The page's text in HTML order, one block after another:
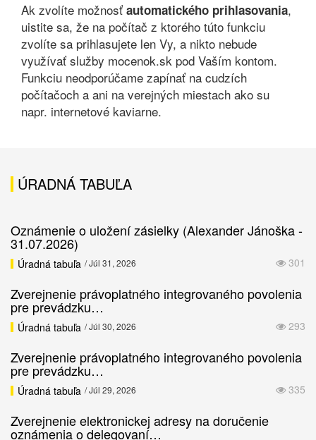
Ak zvolíte možnosťautomatického prihlasovania,
uistite sa, že na počítač z ktorého túto funkciu
zvolíte sa prihlasujete len Vy, a nikto nebude
využívať služby mocenok.sk pod Vaším kontom.
Funkciu neodporúčame zapínať na cudzích
počítačoch a ani na verejných miestach ako su
napr. internetové kaviarne.
ÚRADNÁ TABUĽA
Oznámenie o uložení zásielky (Alexander Jánoška -
31.07.2026)
301
Úradná tabuľa / Júl 31, 2026
Zverejnenie právoplatného integrovaného povolenia
pre prevádzku…
293
Úradná tabuľa / Júl 30, 2026
Zverejnenie právoplatného integrovaného povolenia
pre prevádzku…
335
Úradná tabuľa / Júl 29, 2026
Zverejnenie elektronickej adresy na doručenie
oznámenia o delegovaní…